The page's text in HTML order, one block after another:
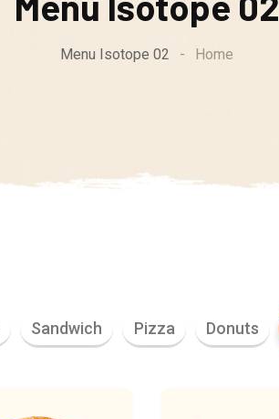
Menu Isotope 02 - Home
Donuts
Pizza
Sandwich